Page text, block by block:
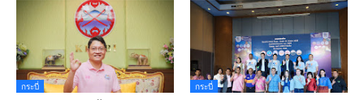
กระบี่ กระบี่